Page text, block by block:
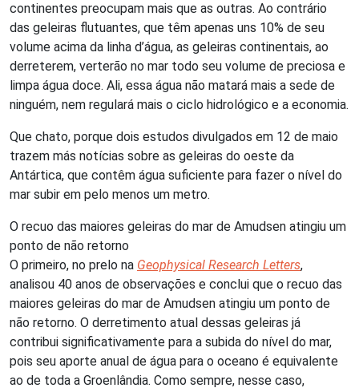
continentes preocupam mais que as outras. Ao contrário
das geleiras flutuantes, que têm apenas uns 10% de seu
volume acima da linha d’água, as geleiras continentais, ao
derreterem, verterão no mar todo seu volume de preciosa e
limpa água doce. Ali, essa água não matará mais a sede de
ninguém, nem regulará mais o ciclo hidrológico e a economia.
Que chato, porque dois estudos divulgados em 12 de maio
trazem más notícias sobre as geleiras do oeste da
Antártica, que contêm água suficiente para fazer o nível do
mar subir em pelo menos um metro.
O recuo das maiores geleiras do mar de Amudsen atingiu um
ponto de não retorno
O primeiro, no prelo na Geophysical Research Letters,
analisou 40 anos de observações e conclui que o recuo das
maiores geleiras do mar de Amudsen atingiu um ponto de
não retorno. O derretimento atual dessas geleiras já
contribui significativamente para a subida do nível do mar,
pois seu aporte anual de água para o oceano é equivalente
ao de toda a Groenlândia. Como sempre, nesse caso,